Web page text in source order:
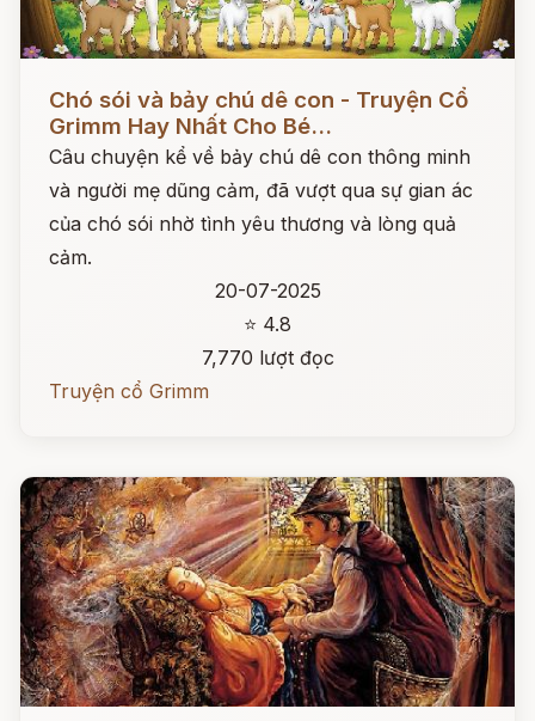
Chó sói và bảy chú dê con - Truyện Cổ
Grimm Hay Nhất Cho Bé...
Câu chuyện kể về bảy chú dê con thông minh
và người mẹ dũng cảm, đã vượt qua sự gian ác
của chó sói nhờ tình yêu thương và lòng quả
cảm.
20-07-2025
⭐ 4.8
7,770 lượt đọc
Truyện cổ Grimm